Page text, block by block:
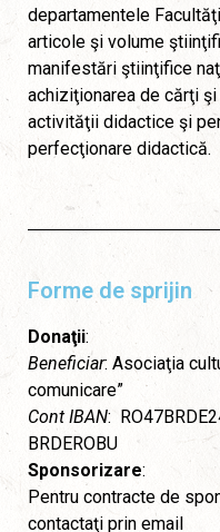
departamentele
articole şi volume
manifestări ştiinţifice
achiziţionarea de cărţi
activităţii didactice şi
perfecţionare didactică.
Forme de sprijin
Donaţii:
Beneficiar: Asociaţia
comunicare”
Cont IBAN:
BRDEROBU
Sponsorizare:
Pentru contracte de
contactaţi prin email